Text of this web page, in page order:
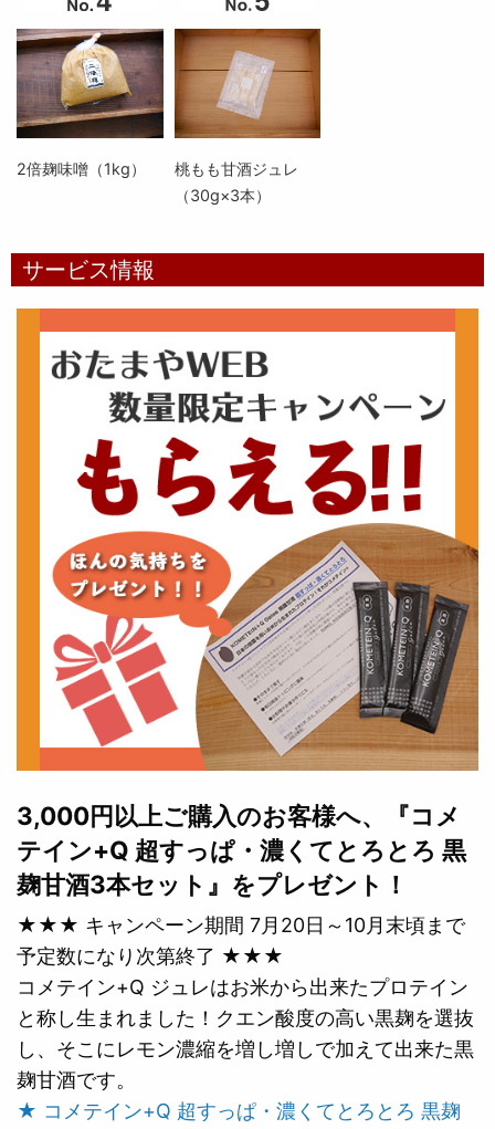
2倍麹味噌（1kg）
桃もも甘酒ジュレ
（30g×3本）
サービス情報
3,000円以上ご購入のお客様へ、『コメ
テイン+Q 超すっぱ・濃くてとろとろ 黒
麹甘酒3本セット』をプレゼント！
★★★ キャンペーン期間 7月20日～10月末頃まで
予定数になり次第終了 ★★★
コメテイン+Q ジュレはお米から出来たプロテイン
と称し生まれました！クエン酸度の高い黒麹を選抜
し、そこにレモン濃縮を増し増しで加えて出来た黒
麹甘酒です。
★ コメテイン+Q 超すっぱ・濃くてとろとろ 黒麹